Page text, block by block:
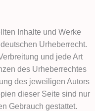
Inhalte und Werke
Urheberrecht.
und jede Art
des Urheberrechtes
des jeweiligen Autors
dieser Seite sind nur
Gebrauch gestattet.